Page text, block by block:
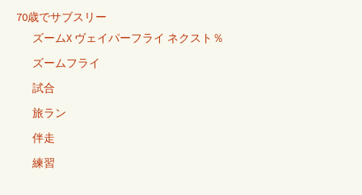
70歳でサブスリー
ズームX ヴェイパーフライ ネクスト％
ズームフライ
試合
旅ラン
伴走
練習